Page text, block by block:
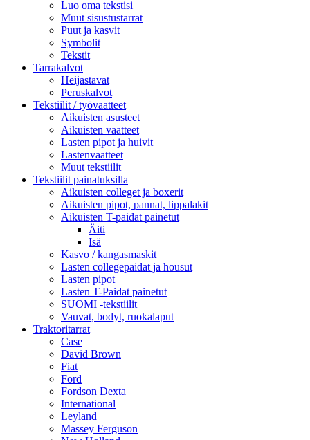
Luo oma tekstisi
Muut sisustustarrat
Puut ja kasvit
Symbolit
Tekstit
Tarrakalvot
Heijastavat
Peruskalvot
Tekstiilit / työvaatteet
Aikuisten asusteet
Aikuisten vaatteet
Lasten pipot ja huivit
Lastenvaatteet
Muut tekstiilit
Tekstiilit painatuksilla
Aikuisten colleget ja boxerit
Aikuisten pipot, pannat, lippalakit
Aikuisten T-paidat painetut
Äiti
Isä
Kasvo / kangasmaskit
Lasten collegepaidat ja housut
Lasten pipot
Lasten T-Paidat painetut
SUOMI -tekstiilit
Vauvat, bodyt, ruokalaput
Traktoritarrat
Case
David Brown
Fiat
Ford
Fordson Dexta
International
Leyland
Massey Ferguson